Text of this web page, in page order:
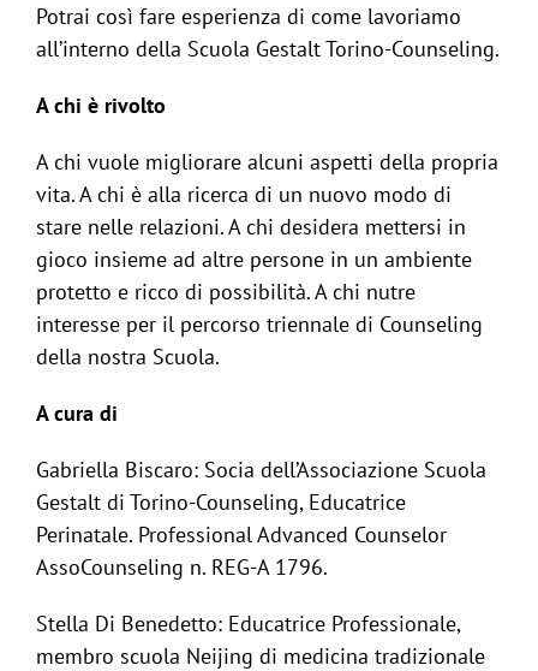
Potrai così fare esperienza di come lavoriamo
all’interno della Scuola Gestalt Torino-Counseling.
A chi è rivolto
A chi vuole migliorare alcuni aspetti della propria
vita. A chi è alla ricerca di un nuovo modo di
stare nelle relazioni. A chi desidera mettersi in
gioco insieme ad altre persone in un ambiente
protetto e ricco di possibilità. A chi nutre
interesse per il percorso triennale di Counseling
della nostra Scuola.
A cura di
Gabriella Biscaro: Socia dell’Associazione Scuola
Gestalt di Torino-Counseling, Educatrice
Perinatale. Professional Advanced Counselor
AssoCounseling n. REG-A 1796.
Stella Di Benedetto: Educatrice Professionale,
membro scuola Neijing di medicina tradizionale